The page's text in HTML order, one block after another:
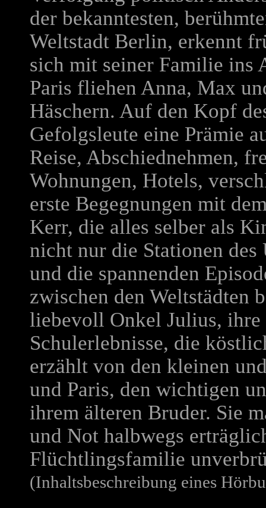
der bekanntesten,
Weltstadt Berlin, erkennt
sich mit seiner Familie ins
Paris fliehen Anna, Max
Häschern. Auf den Kopf
Gefolgsleute eine Prämie
Reise, Abschiednehmen,
Wohnungen, Hotels,
erste Begegnungen mit
Kerr, die alles selber als
nicht nur die Stationen
und die spannenden
zwischen den Weltstädten
liebevoll Onkel Julius,
Schulerlebnisse, die
erzählt von den kleinen
und Paris, den wichtigen
ihrem älteren Bruder. Sie
und Not halbwegs
Flüchtlingsfamilie
(Inhaltsbeschreibung eines